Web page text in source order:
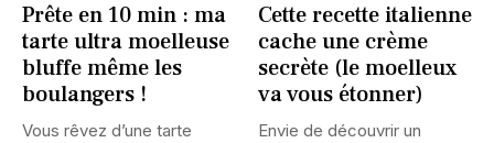
Prête en 10 min : ma
tarte ultra moelleuse
bluffe même les
boulangers !
Vous rêvez d’une tarte
Cette recette italienne
cache une crème
secrète (le moelleux
va vous étonner)
Envie de découvrir un